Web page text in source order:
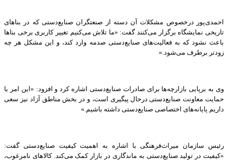
احمدی‌پور درخصوص مشکلات آن دسته از صنعتگران صنایع‌دستی که در بناهای
تاریخی نمایشگاه برگزار می‌کنند گفت: «ما تلاش می‌کنیم تغییر کاربری برخی بناها
باعث نشود که به فعالیت‌های صنایع‌دستی صدمه وارد کند، و این مشکل هر چه
زودتر برطرف می‌شود.»
وی به برپایی بازارچه‌ها برای صادرات صنایع‌دستی اشاره کرد و افزود: «این امر با
حمایت معاونت صنایع‌دستی درحال پیگیری است، و در بخش مناطق آزاد نیز سعی
داریم پایانه‌های اختصاصی صنایع‌دستی داشته باشیم.»
رئیس سازمان میراث‌فرهنگی با اشاره به اهمیت کیفیت صنایع‌دستی گفت:
«کیفیت در تولید صنایع‌دستی به ماندگاری در بازار کمک می‌کند. کالاهای نامرغوب،